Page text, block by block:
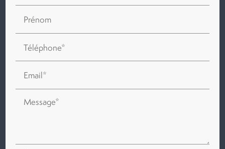
Prénom
Téléphone*
Email*
Message*